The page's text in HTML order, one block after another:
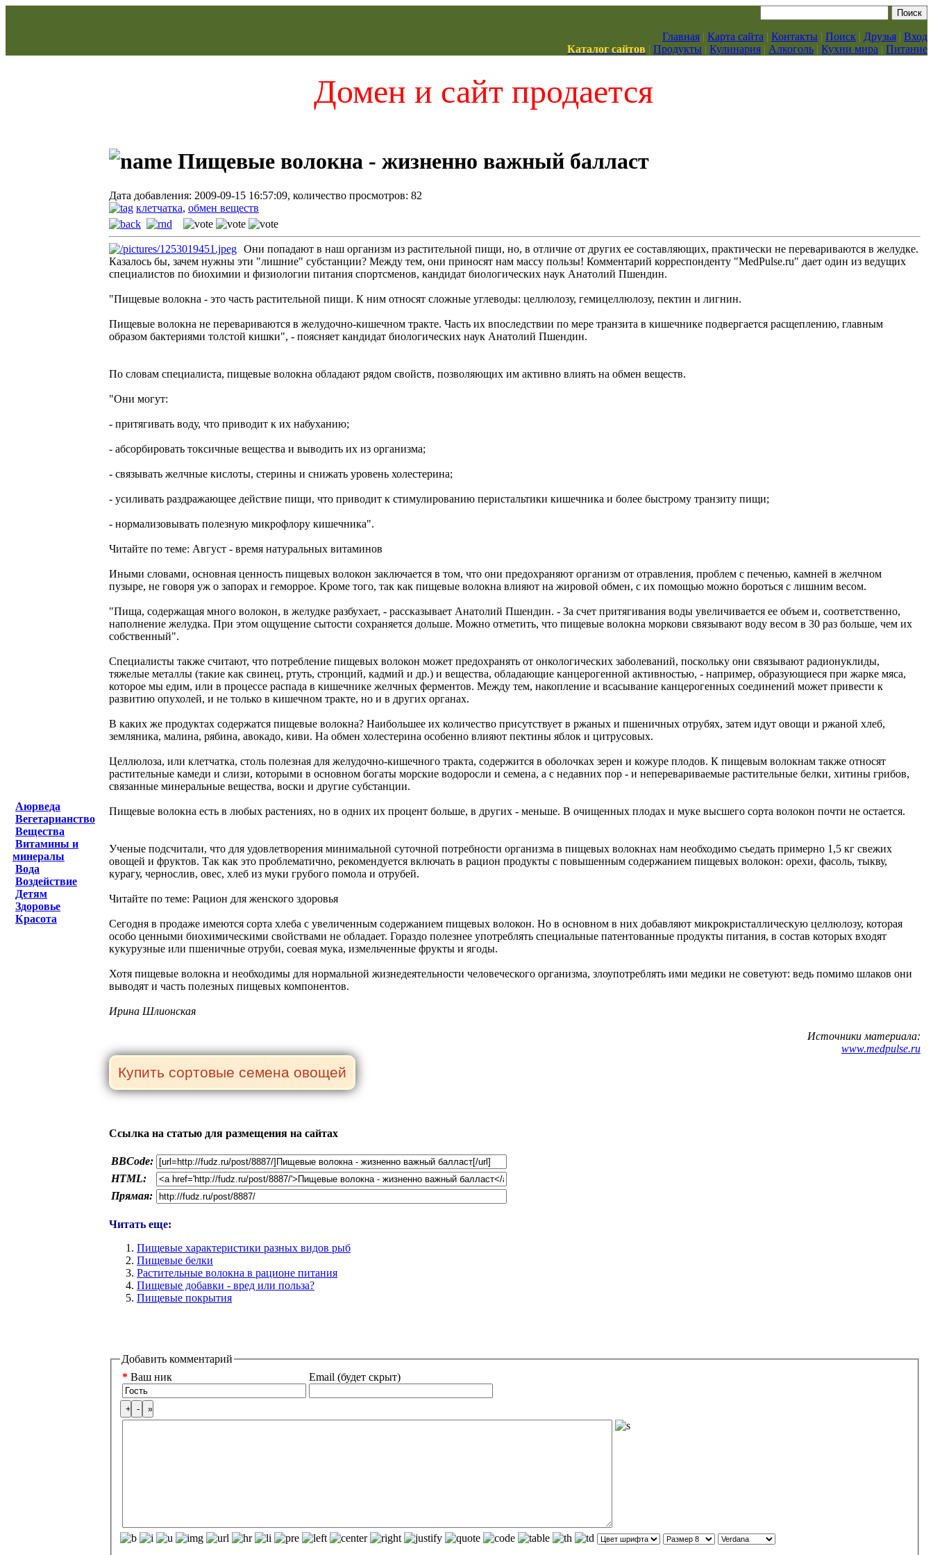
Главная | Карта сайта | Контакты | Поиск | Друзья | Вход
Каталог сайтов | Продукты | Кулинария | Алкоголь | Кухни мира | Питание
Домен и сайт продается
Аюрведа
Вегетарианство
Вещества
Витамины и
минералы
Вода
Воздействие
Детям
Здоровье
Красота
Пищевые волокна - жизненно важный балласт
Дата добавления: 2009-09-15 16:57:09, количество просмотров: 82
клетчатка, обмен веществ
Они попадают в наш организм из растительной пищи, но, в отличие от других ее составляющих, практически не перевариваются в желудке.
Казалось бы, зачем нужны эти "лишние" субстанции? Между тем, они приносят нам массу пользы! Комментарий корреспонденту "MedPulse.ru" дает один из ведущих
специалистов по биохимии и физиологии питания спортсменов, кандидат биологических наук Анатолий Пшендин.
"Пищевые волокна - это часть растительной пищи. К ним относят сложные углеводы: целлюлозу, гемицеллюлозу, пектин и лигнин.
Пищевые волокна не перевариваются в желудочно-кишечном тракте. Часть их впоследствии по мере транзита в кишечнике подвергается расщеплению, главным
образом бактериями толстой кишки", - поясняет кандидат биологических наук Анатолий Пшендин.
По словам специалиста, пищевые волокна обладают рядом свойств, позволяющих им активно влиять на обмен веществ.
"Они могут:
- притягивать воду, что приводит к их набуханию;
- абсорбировать токсичные вещества и выводить их из организма;
- связывать желчные кислоты, стерины и снижать уровень холестерина;
- усиливать раздражающее действие пищи, что приводит к стимулированию перистальтики кишечника и более быстрому транзиту пищи;
- нормализовывать полезную микрофлору кишечника".
Читайте по теме: Август - время натуральных витаминов
Иными словами, основная ценность пищевых волокон заключается в том, что они предохраняют организм от отравления, проблем с печенью, камней в желчном
пузыре, не говоря уж о запорах и геморрое. Кроме того, так как пищевые волокна влияют на жировой обмен, с их помощью можно бороться с лишним весом.
"Пища, содержащая много волокон, в желудке разбухает, - рассказывает Анатолий Пшендин. - За счет притягивания воды увеличивается ее объем и, соответственно,
наполнение желудка. При этом ощущение сытости сохраняется дольше. Можно отметить, что пищевые волокна моркови связывают воду весом в 30 раз больше, чем их
собственный".
Специалисты также считают, что потребление пищевых волокон может предохранять от онкологических заболеваний, поскольку они связывают радионуклиды,
тяжелые металлы (такие как свинец, ртуть, стронций, кадмий и др.) и вещества, обладающие канцерогенной активностью, - например, образующиеся при жарке мяса,
которое мы едим, или в процессе распада в кишечнике желчных ферментов. Между тем, накопление и всасывание канцерогенных соединений может привести к
развитию опухолей, и не только в кишечном тракте, но и в других органах.
В каких же продуктах содержатся пищевые волокна? Наибольшее их количество присутствует в ржаных и пшеничных отрубях, затем идут овощи и ржаной хлеб,
земляника, малина, рябина, авокадо, киви. На обмен холестерина особенно влияют пектины яблок и цитрусовых.
Целлюлоза, или клетчатка, столь полезная для желудочно-кишечного тракта, содержится в оболочках зерен и кожуре плодов. К пищевым волокнам также относят
растительные камеди и слизи, которыми в основном богаты морские водоросли и семена, а с недавних пор - и неперевариваемые растительные белки, хитины грибов,
связанные минеральные вещества, воски и другие субстанции.
Пищевые волокна есть в любых растениях, но в одних их процент больше, в других - меньше. В очищенных плодах и муке высшего сорта волокон почти не остается.
Ученые подсчитали, что для удовлетворения минимальной суточной потребности организма в пищевых волокнах нам необходимо съедать примерно 1,5 кг свежих
овощей и фруктов. Так как это проблематично, рекомендуется включать в рацион продукты с повышенным содержанием пищевых волокон: орехи, фасоль, тыкву,
курагу, чернослив, овес, хлеб из муки грубого помола и отрубей.
Читайте по теме: Рацион для женского здоровья
Сегодня в продаже имеются сорта хлеба с увеличенным содержанием пищевых волокон. Но в основном в них добавляют микрокристаллическую целлюлозу, которая
особо ценными биохимическими свойствами не обладает. Гораздо полезнее употреблять специальные патентованные продукты питания, в состав которых входят
кукурузные или пшеничные отруби, соевая мука, измельченные фрукты и ягоды.
Хотя пищевые волокна и необходимы для нормальной жизнедеятельности человеческого организма, злоупотреблять ими медики не советуют: ведь помимо шлаков они
выводят и часть полезных пищевых компонентов.
Ирина Шлионская
Источники материала:
www.medpulse.ru
Ссылка на статью для размещения на сайтах
BBCode:
HTML:
Прямая:
Читать еще:
Пищевые характеристики разных видов рыб
Пищевые белки
Растительные волокна в рационе питания
Пищевые добавки - вред или польза?
Пищевые покрытия
Добавить комментарий
* Ваш ник Email (будет скрыт)